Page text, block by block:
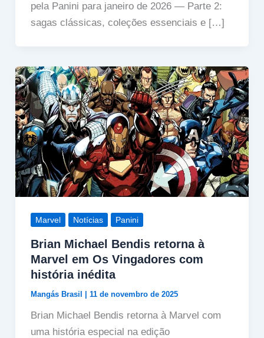
pela Panini para janeiro de 2026 — Parte 2:
sagas clássicas, coleções essenciais e […]
Marvel Notícias Panini
Brian Michael Bendis retorna à
Marvel em Os Vingadores com
história inédita
Mangás Brasil 11 de novembro de 2025
Brian Michael Bendis retorna à Marvel com
uma história especial na edição